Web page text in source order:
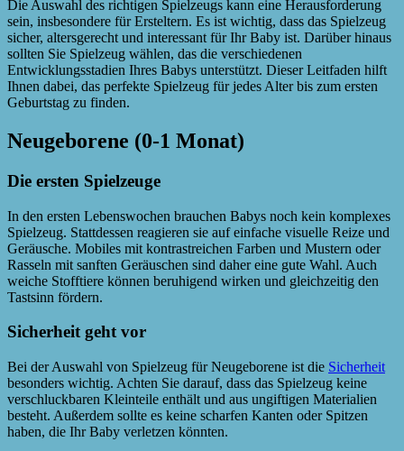
Die Auswahl des richtigen Spielzeugs kann eine Herausforderung
sein, insbesondere für Ersteltern. Es ist wichtig, dass das Spielzeug
sicher, altersgerecht und interessant für Ihr Baby ist. Darüber hinaus
sollten Sie Spielzeug wählen, das die verschiedenen
Entwicklungsstadien Ihres Babys unterstützt. Dieser Leitfaden hilft
Ihnen dabei, das perfekte Spielzeug für jedes Alter bis zum ersten
Geburtstag zu finden.
Neugeborene (0-1 Monat)
Die ersten Spielzeuge
In den ersten Lebenswochen brauchen Babys noch kein komplexes
Spielzeug. Stattdessen reagieren sie auf einfache visuelle Reize und
Geräusche. Mobiles mit kontrastreichen Farben und Mustern oder
Rasseln mit sanften Geräuschen sind daher eine gute Wahl. Auch
weiche Stofftiere können beruhigend wirken und gleichzeitig den
Tastsinn fördern.
Sicherheit geht vor
Bei der Auswahl von Spielzeug für Neugeborene ist die Sicherheit
besonders wichtig. Achten Sie darauf, dass das Spielzeug keine
verschluckbaren Kleinteile enthält und aus ungiftigen Materialien
besteht. Außerdem sollte es keine scharfen Kanten oder Spitzen
haben, die Ihr Baby verletzen könnten.